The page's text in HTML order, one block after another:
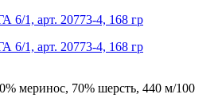
меринос, 70% шерсть, 440 м/100